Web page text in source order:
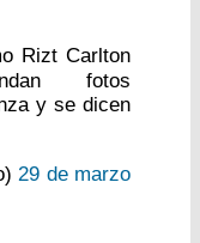
Rizt Carlton
fotos
y se dicen
29 de marzo